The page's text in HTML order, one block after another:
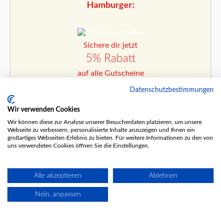
Hamburger:
Sichere dir jetzt
5% Rabatt
auf alle Gutscheine
Classic Gutschein
Wert:frei wählbar
Dein Preis: Wert minus 5%
Datenschutzbestimmungen
Wir verwenden Cookies
Wir können diese zur Analyse unserer Besucherdaten platzieren, um unsere
Webseite zu verbessern, personalisierte Inhalte anzuzeigen und Ihnen ein
großartiges Webseiten-Erlebnis zu bieten. Für weitere Informationen zu den von
uns verwendeten Cookies öffnen Sie die Einstellungen.
Alle akzeptieren Ablehnen
Nein, anpassen